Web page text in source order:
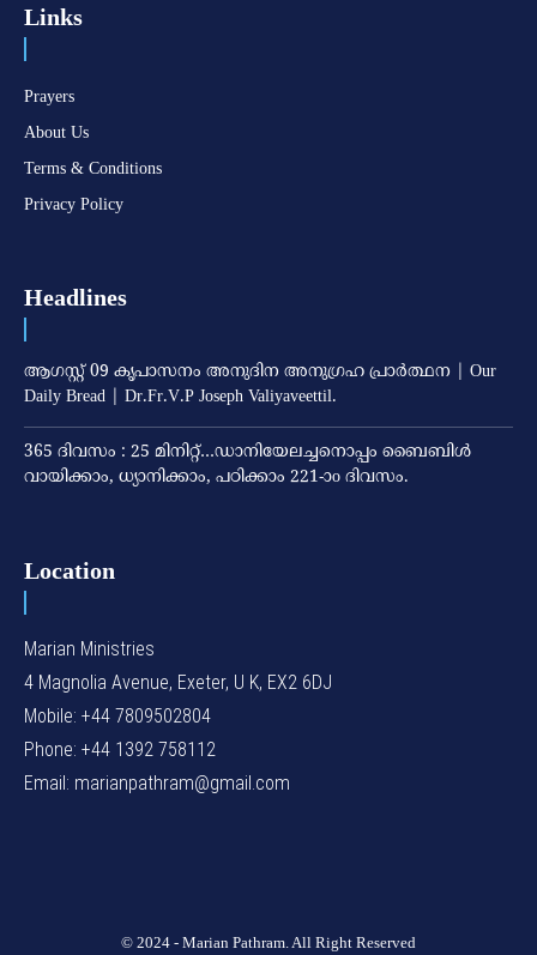
Links
Prayers
About Us
Terms & Conditions
Privacy Policy
Headlines
ആഗസ്റ്റ് 09 കൃപാസനം അനുദിന അനുഗ്രഹ പ്രാർത്ഥന | Our
Daily Bread | Dr.Fr.V.P Joseph Valiyaveettil.
365 ദിവസം : 25 മിനിറ്റ്…ഡാനിയേലച്ചനൊപ്പം ബൈബിൾ
വായിക്കാം, ധ്യാനിക്കാം, പഠിക്കാം 221-ാo ദിവസം.
Location
Marian Ministries
4 Magnolia Avenue, Exeter, U K, EX2 6DJ
Mobile: +44 7809502804
Phone: +44 1392 758112
Email: marianpathram@gmail.com
© 2024 - Marian Pathram. All Right Reserved